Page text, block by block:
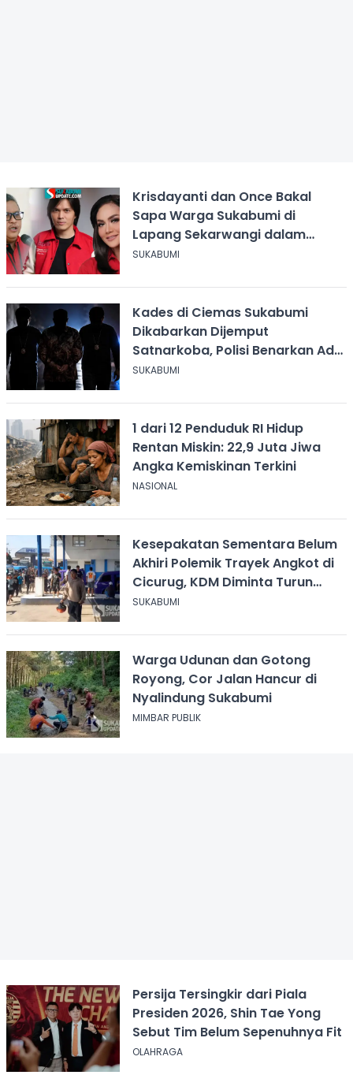
Krisdayanti dan Once Bakal
Sapa Warga Sukabumi di
Lapang Sekarwangi dalam
Rangka Hari ASI Sedunia
SUKABUMI
Kades di Ciemas Sukabumi
Dikabarkan Dijemput
Satnarkoba, Polisi Benarkan Ada
Penindakan
SUKABUMI
1 dari 12 Penduduk RI Hidup
Rentan Miskin: 22,9 Juta Jiwa
Angka Kemiskinan Terkini
NASIONAL
Kesepakatan Sementara Belum
Akhiri Polemik Trayek Angkot di
Cicurug, KDM Diminta Turun
Tangan
SUKABUMI
Warga Udunan dan Gotong
Royong, Cor Jalan Hancur di
Nyalindung Sukabumi
MIMBAR PUBLIK
Persija Tersingkir dari Piala
Presiden 2026, Shin Tae Yong
Sebut Tim Belum Sepenuhnya Fit
OLAHRAGA